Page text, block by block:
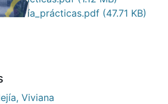
(47.71 KB)
Viviana